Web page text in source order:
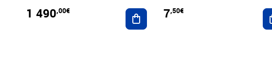
1 490,00€ Ajouter au panier
7,50€